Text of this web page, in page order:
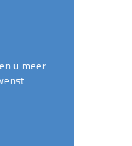
u meer